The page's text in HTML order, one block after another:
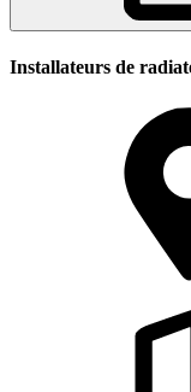
Installateurs de